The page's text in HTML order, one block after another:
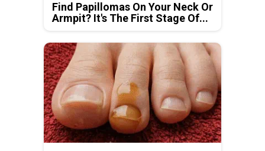
Find Papillomas On Your Neck Or
Armpit? It's The First Stage Of...